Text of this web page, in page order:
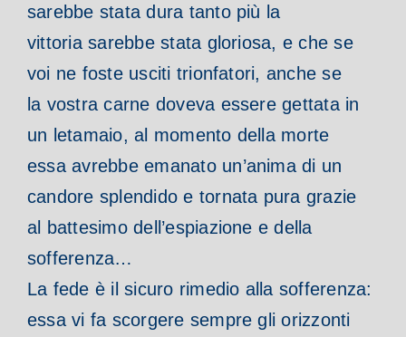
sarebbe stata dura tanto più la
vittoria sarebbe stata gloriosa, e che se
voi ne foste usciti trionfatori, anche se
la vostra carne doveva essere gettata in
un letamaio, al momento della morte
essa avrebbe emanato un’anima di un
candore splendido e tornata pura grazie
al battesimo dell’espiazione e della
sofferenza…
La fede è il sicuro rimedio alla sofferenza:
essa vi fa scorgere sempre gli orizzonti